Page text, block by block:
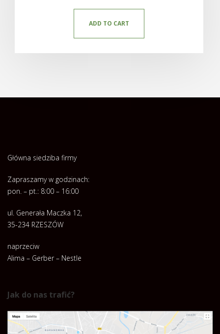
ADD TO CART
Główna siedziba firmy
Zapraszamy w godzinach:
pon. – pt.: 8:00 – 16:00
ul. Generała Maczka 12,
35-234 RZESZÓW
naprzeciw
Alima – Gerber – Nestle
Jak do nas trafić?